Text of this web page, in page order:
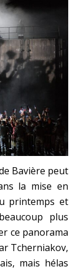
Bavière peut
la mise en
printemps et
plus
ce panorama
Tcherniakov,
mais hélas